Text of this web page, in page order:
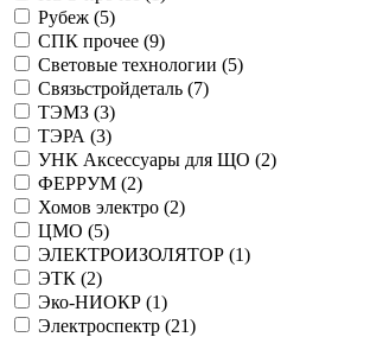
Рубеж (5)
СПК прочее (9)
Световые технологии (5)
Связьстройдеталь (7)
ТЭМЗ (3)
ТЭРА (3)
УНК Аксессуары для ЩО (2)
ФЕРРУМ (2)
Хомов электро (2)
ЦМО (5)
ЭЛЕКТРОИЗОЛЯТОР (1)
ЭТК (2)
Эко-НИОКР (1)
Электроспектр (21)